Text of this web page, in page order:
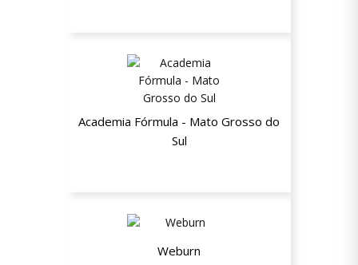
Academia Fórmula - Mato Grosso do
Sul
Weburn